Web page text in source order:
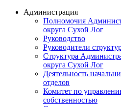
Администрация
Полномочия
округа Сухой Лог
Руководство
Руководители
Структура
округа Сухой Лог
Деятельность
отделов
Комитет по
собственностью